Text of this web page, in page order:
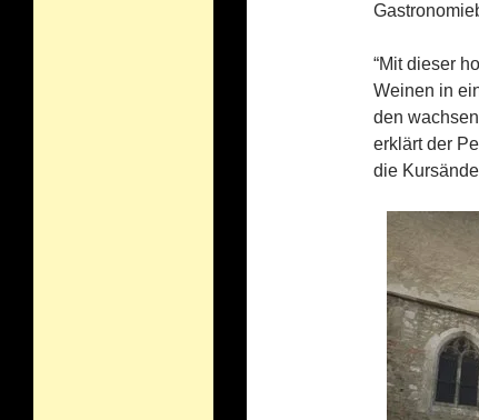
“Mit dieser
Weinen in
den
erklärt der
die